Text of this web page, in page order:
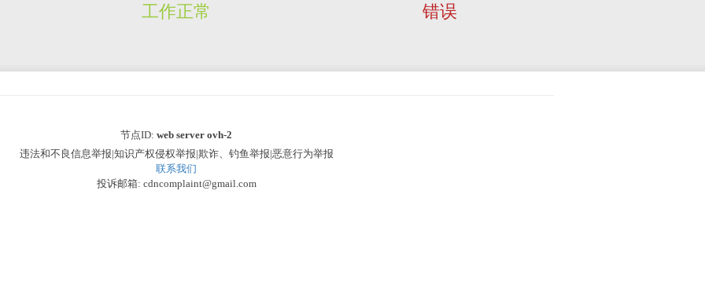
工作正常 错误
节点ID: web server ovh-2
违法和不良信息举报|知识产权侵权举报|欺诈、钓鱼举报|恶意行为举报
联系我们
投诉邮箱: cdncomplaint@gmail.com